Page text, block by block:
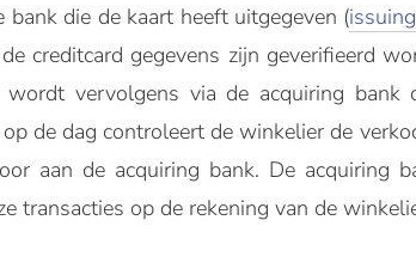
die de kaart heeft uitgegeven (
creditcard gegevens zijn geverifieerd
wordt vervolgens via de acquiring
de dag controleert de winkelier de
aan de acquiring bank. De acquiring
transacties op de rekening van de